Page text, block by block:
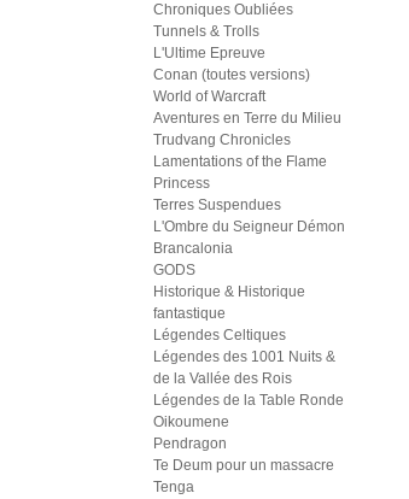
Chroniques Oubliées
Tunnels & Trolls
L'Ultime Epreuve
Conan (toutes versions)
World of Warcraft
Aventures en Terre du Milieu
Trudvang Chronicles
Lamentations of the Flame
Princess
Terres Suspendues
L'Ombre du Seigneur Démon
Brancalonia
GODS
Historique & Historique
fantastique
Légendes Celtiques
Légendes des 1001 Nuits &
de la Vallée des Rois
Légendes de la Table Ronde
Oikoumene
Pendragon
Te Deum pour un massacre
Tenga